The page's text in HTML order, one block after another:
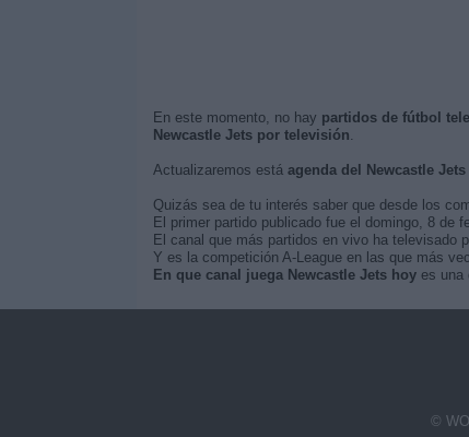
En este momento, no hay partidos de fútbol
Newcastle Jets por televisión.
Actualizaremos está agenda del Newcastle Jets
Quizás sea de tu interés saber que desde los
El primer partido publicado fue el domingo, 8 de
El canal que más partidos en vivo ha televisado
Y es la competición A-League en las que más
En que canal juega Newcastle Jets hoyes una
©